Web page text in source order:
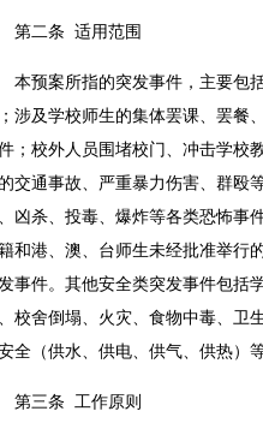
第二条 适用范围
本预案所指的突发事件，主要包
涉及学校师生的集体罢课、罢餐
；校外人员围堵校门、冲击学校
交通事故、严重暴力伤害、群殴
凶杀、投毒、爆炸等各类恐怖事
和港、澳、台师生未经批准举行
事件。其他安全类突发事件包括
校舍倒塌、火灾、食物中毒、卫
全（供水、供电、供气、供热）
第三条 工作原则